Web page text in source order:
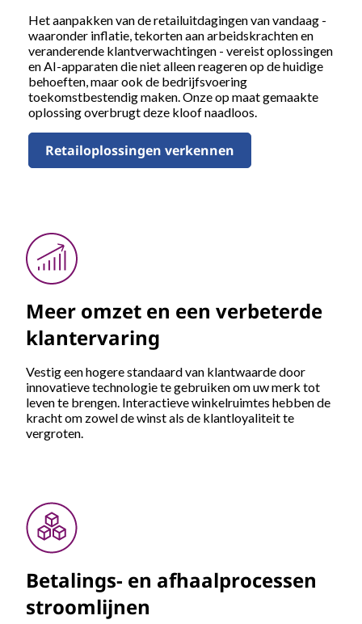
Het aanpakken van de retailuitdagingen van vandaag -
waaronder inflatie, tekorten aan arbeidskrachten en
veranderende klantverwachtingen - vereist oplossingen
en AI-apparaten die niet alleen reageren op de huidige
behoeften, maar ook de bedrijfsvoering
toekomstbestendig maken. Onze op maat gemaakte
oplossing overbrugt deze kloof naadloos.
Retailoplossingen verkennen
Meer omzet en een verbeterde
klantervaring
Vestig een hogere standaard van klantwaarde door
innovatieve technologie te gebruiken om uw merk tot
leven te brengen. Interactieve winkelruimtes hebben de
kracht om zowel de winst als de klantloyaliteit te
vergroten.
Betalings- en afhaalprocessen
stroomlijnen